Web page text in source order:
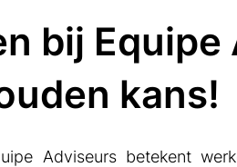
bij Equipe
kans!
Adviseurs betekent